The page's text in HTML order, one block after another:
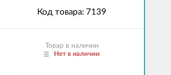
Код товара: 7139
Товар в наличии
Нет в наличии